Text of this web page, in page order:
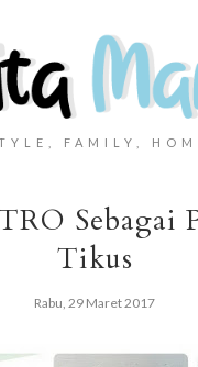
FAMILY,
Sebagai
Tikus
Rabu, 29 Maret 2017